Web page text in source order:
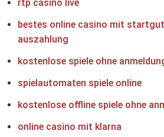
rtp casino live
bestes online casino mit
auszahlung
kostenlose spiele ohne
spielautomaten spiele online
kostenlose offline spiele ohne
online casino mit klarna